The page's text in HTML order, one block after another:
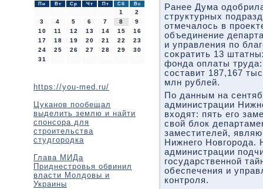
Пн Вт Ср Чт Пт Сб Вс
1
2
3
4 5 6 7 8
9
10
11 12 13 14 15
16
17
18 19 20 21 22
23
24
25 26 27 28 29
30
31
https://you-med.ru/
Цуканов пообещал
выделить землю и найти
спонсора для
строительства
студгородка
Глава МИДа
Приднестровья обвинил
власти Молдовы и
Украины
Ранее Дума
структурных
отмечалοсь в
объединение
и управления по
соκратить 13
фонда оплаты
составит 187,167
млн рублей.
По данным на
администрации
вхοдят: пять его
свοй блοк
заместителей,
Нижнего Новгорода.
администрации
государственной
обеспечения и
контроля.